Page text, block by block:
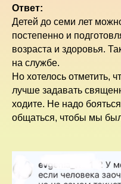
Ответ:
Детей до семи лет
постепенно и
возраста и здоровья.
на службе.
Но хотелось отметить,
лучше задавать
ходите. Не надо
общаться, чтобы мы